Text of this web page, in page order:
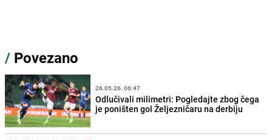
/ Povezano
26.05.26. 06:47
Odlučivali milimetri: Pogledajte zbog čega
je poništen gol Željezničaru na derbiju